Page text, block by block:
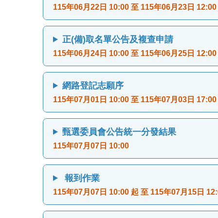
115年06月22日 10:00 至 115年06月23日 12:00
正(備)取名單公告及複查申請
115年06月24日 10:00 至 115年06月25日 12:00
網路登記志願序
115年07月01日 10:00 至 115年07月03日 17:00
甄選委員會公告統一分發結果
115年07月07日 10:00
報到作業
115年07月07日 10:00 起 至 115年07月15日